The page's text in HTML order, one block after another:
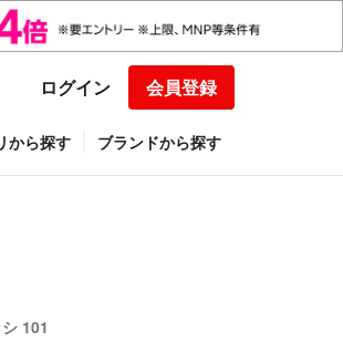
ログイン 会員登録
から探す ブランドから探す
101